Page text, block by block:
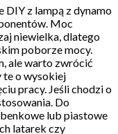
z lampą z dynamo
Moc
niewielka, dlatego
poborze mocy.
ale warto zwrócić
te o wysokiej
pracy. Jeśli chodzi o
Do
lub piastowe
latarek czy